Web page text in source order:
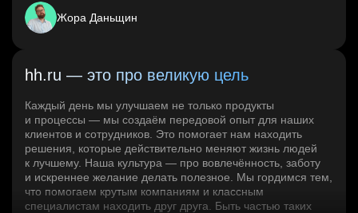
Жора Даньщин
hh.ru — это про великую цель
Каждый день мы улучшаем не только продукты
и процессы — мы создаём передовой опыт для наших
клиентов и сотрудников. Это помогает нам находить
решения, которые действительно меняют жизнь людей
к лучшему. Наша культура — про вовлечённость, заботу
и искреннее желание делать полезное. Мы гордимся тем,
что помогаем крутым компаниям и классным
специалистам находить друг друга. Быть частью таких